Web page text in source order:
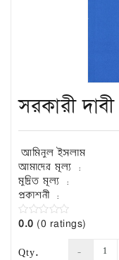
Islamic
Building
Construction
&
Civil
Engineering
সরকারী
আমিনুল ইসলাম
আমাদের মূল্য :
মুদ্রিত মূল্য :
প্রকাশনী :
0.0 (0 ratings)
Qty.